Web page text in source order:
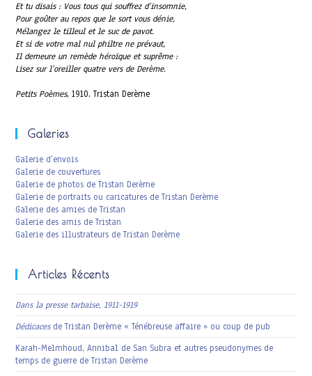
Et tu disais : Vous tous qui souffrez d’insomnie,
Pour goûter au repos que le sort vous dénie,
Mélangez le tilleul et le suc de pavot.
Et si de votre mal nul philtre ne prévaut,
Il demeure un remède héroïque et suprême :
Lisez sur l’oreiller quatre vers de Derème.
Petits Poèmes, 1910. Tristan Derème
Galeries
Galerie d’envois
Galerie de couvertures
Galerie de photos de Tristan Derème
Galerie de portraits ou caricatures de Tristan Derème
Galerie des amies de Tristan
Galerie des amis de Tristan
Galerie des illustrateurs de Tristan Derème
Articles Récents
Dans la presse tarbaise, 1911-1919
Dédicacesde Tristan Derème « Ténébreuse affaire » ou coup de pub
Karah-Melmhoud, Annibal de San Subra et autres pseudonymes de
temps de guerre de Tristan Derème